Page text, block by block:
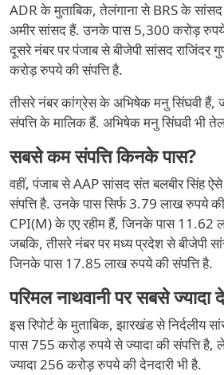
ADR के मुताबिक, तेलंगाना से BRS के सांसद
अमीर सांसद हैं. उनके पास 5,300 करोड़ रुपये
दूसरे नंबर पर पंजाब से बीजेपी सांसद राजिंदर
करोड़ रुपये की संपत्ति है.
तीसरे नंबर कांग्रेस के अभिषेक मनु सिंघवी हैं,
संपत्ति के मालिक हैं. अभिषेक मनु सिंघवी भी
सबसे कम संपत्ति किनके पास?
वहीं, पंजाब से AAP सांसद संत बलबीर सिंह
संपत्ति है. उनके पास सिर्फ 3.79 लाख रुपये
CPI(M) के एए रहीम हैं, जिनके पास 11.62
जबकि, तीसरे नंबर पर मध्य प्रदेश से बीजेपी
जिनके पास 17.85 लाख रुपये की संपत्ति है.
परिमल नाथवानी पर सबसे ज्यादा
इस रिपोर्ट के मुताबिक, झारखंड से निर्दलीय
पास 755 करोड़ रुपये से ज्यादा की संपत्ति
ज्यादा 256 करोड़ रुपये की देनदारी भी है.